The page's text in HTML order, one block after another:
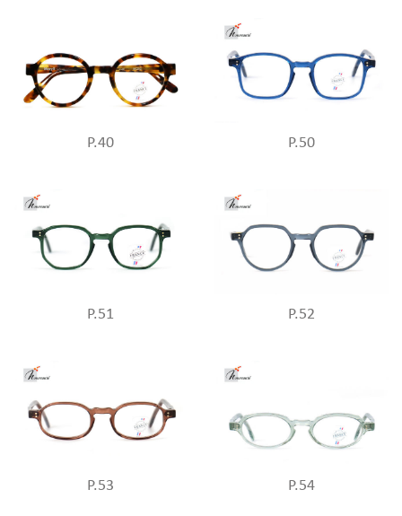
P.40 P.50
P.51 P.52
P.53 P.54